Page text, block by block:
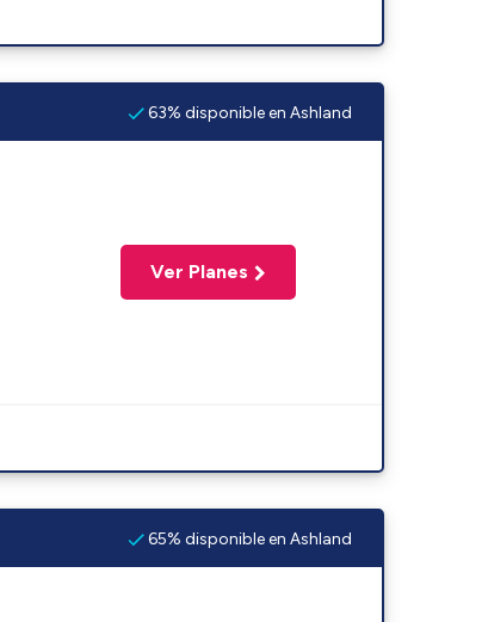
63% disponible en Ashland
Ver Planes
65% disponible en Ashland